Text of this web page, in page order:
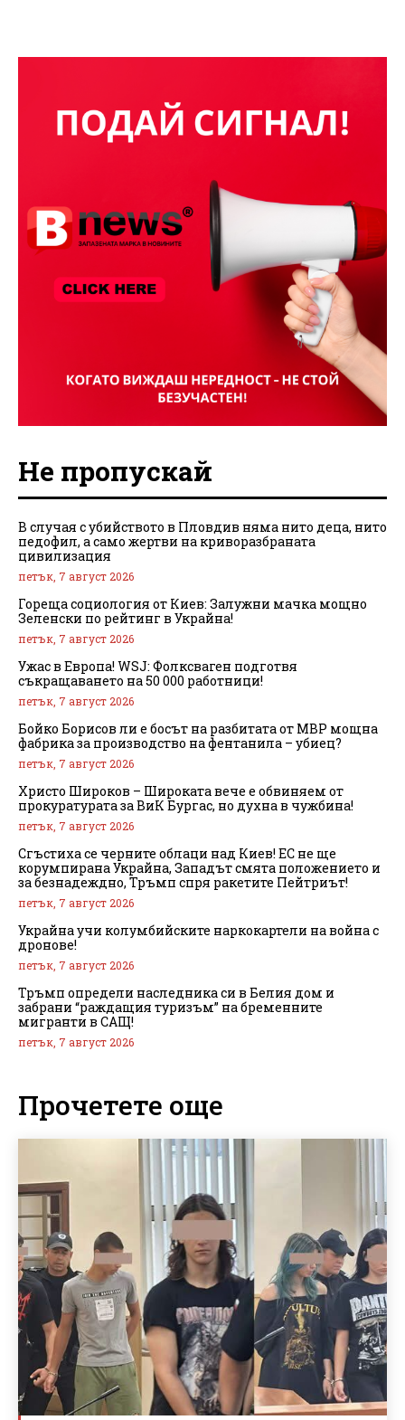
Не пропускай
В случая с убийството в Пловдив няма нито деца, нито
педофил, а само жертви на криворазбраната
цивилизация
петък, 7 август 2026
Гореща социология от Киев: Залужни мачка мощно
Зеленски по рейтинг в Украйна!
петък, 7 август 2026
Ужас в Европа! WSJ: Фолксваген подготвя
съкращаването на 50 000 работници!
петък, 7 август 2026
Бойко Борисов ли е босът на разбитата от МВР мощна
фабрика за производство на фентанила – убиец?
петък, 7 август 2026
Христо Широков – Широката вече е обвиняем от
прокуратурата за ВиК Бургас, но духна в чужбина!
петък, 7 август 2026
Сгъстиха се черните облаци над Киев! ЕС не ще
корумпирана Украйна, Западът смята положението и
за безнадеждно, Тръмп спря ракетите Пейтриът!
петък, 7 август 2026
Украйна учи колумбийските наркокартели на война с
дронове!
петък, 7 август 2026
Тръмп определи наследника си в Белия дом и
забрани “раждащия туризъм” на бременните
мигранти в САЩ!
петък, 7 август 2026
Прочетете още